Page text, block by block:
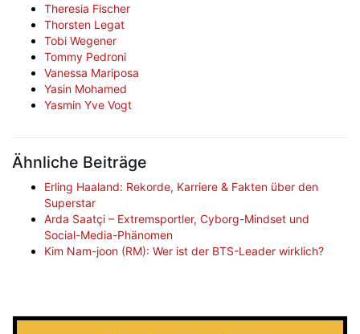
Theresia Fischer
Thorsten Legat
Tobi Wegener
Tommy Pedroni
Vanessa Mariposa
Yasin Mohamed
Yasmin Yve Vogt
Ähnliche Beiträge
Erling Haaland: Rekorde, Karriere & Fakten über den
Superstar
Arda Saatçi – Extremsportler, Cyborg-Mindset und
Social-Media-Phänomen
Kim Nam-joon (RM): Wer ist der BTS-Leader wirklich?